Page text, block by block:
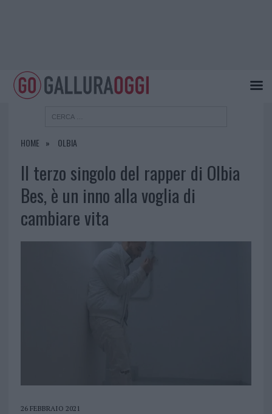
HOME OLBIA
Il terzo singolo del rapper di Olbia
Bes, è un inno alla voglia di
cambiare vita
26 FEBBRAIO 2021